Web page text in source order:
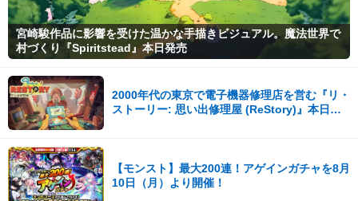
宮崎駿作品に影響を受けた温かな手描きビジュアル。魔法世界で
村づくり『Spiritstead』本日発売
2000年代の東京で電子機器修理店を営む『リ・
ストーリー: 思い出修理屋 (ReStory)』本日
【モンスト】最大200連！アゲインガチャを8月
10日（月）より開催！